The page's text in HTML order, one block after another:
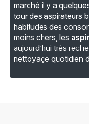
marché il y a
tour des aspirateurs
habitudes des
moins chers, les
aujourd’hui très
nettoyage quotidien